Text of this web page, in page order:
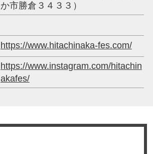
か市勝倉３４３３）
https://www.hitachinaka-fes.com/
https://www.instagram.com/hitachin
akafes/